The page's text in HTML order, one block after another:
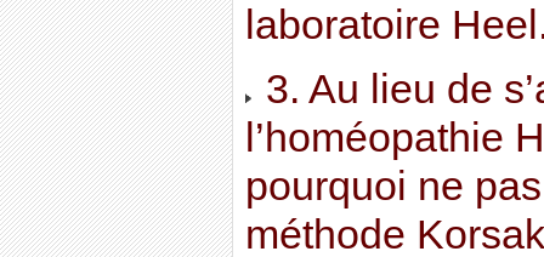
laboratoire
3. Au lieu de
l’homéopathie
pourquoi ne
méthode